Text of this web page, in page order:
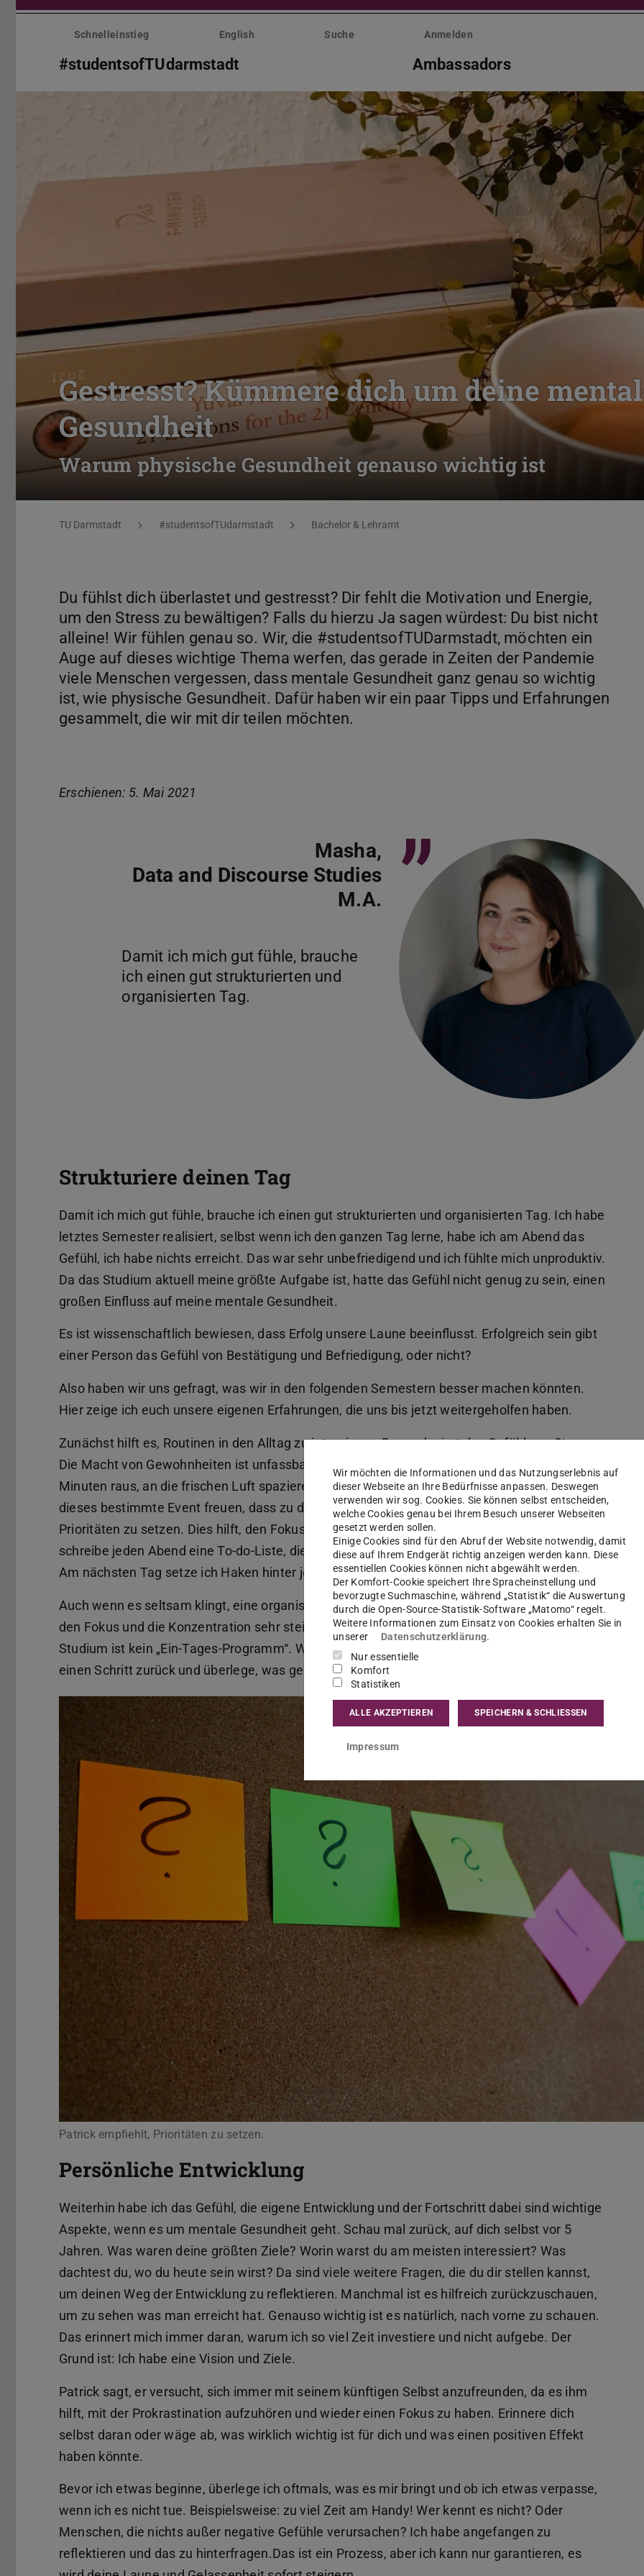
Menü
überspringenSchnelleinstieg English Suche Anmelden
#studentsofTUdarmstadt Ambassadors
Gestresst? Kümmere dich um deine
Gesundheit
Warum physische Gesundheit genauso wichtig ist
Sie befinden sich hier:
TU Darmstadt #studentsofTUdarmstadt Bachelor & Lehramt
Du fühlst dich überlastet und gestresst? Dir fehlt die Motivation und Energie,
um den Stress zu bewältigen? Falls du hierzu Ja sagen würdest: Du bist nicht
alleine! Wir fühlen genau so. Wir, die #studentsofTUDarmstadt, möchten ein
Auge auf dieses wichtige Thema werfen, das gerade in Zeiten der Pandemie
viele Menschen vergessen, dass mentale Gesundheit ganz genau so wichtig
ist, wie physische Gesundheit. Dafür haben wir ein paar Tipps und Erfahrungen
gesammelt, die wir mit dir teilen möchten.
Erschienen: 5. Mai 2021
Masha,
Data and Discourse Studies
M.A.
Damit ich mich gut fühle, brauche
ich einen gut strukturierten und
”
Strukturiere deinen Tag
Damit ich mich gut fühle, brauche ich einen gut strukturierten und organisierten Tag. Ich habe
letztes Semester realisiert, selbst wenn ich den ganzen Tag lerne, habe ich am Abend das
Gefühl, ich habe nichts erreicht. Das war sehr unbefriedigend und ich fühlte mich unproduktiv.
Da das Studium aktuell meine größte Aufgabe ist, hatte das Gefühl nicht genug zu sein, einen
großen Einfluss auf meine mentale Gesundheit.
Es ist wissenschaftlich bewiesen, dass Erfolg unsere Laune beeinflusst. Erfolgreich sein gibt
einer Person das Gefühl von Bestätigung und Befriedigung, oder nicht?
Also haben wir uns gefragt, was wir in den folgenden Semestern besser machen könnten.
Hier zeige ich euch unsere eigenen Erfahrungen, die uns bis jetzt weitergeholfen haben.
Zunächst hilft es, Routinen in den Alltag zu integrieren. Das reduziert das Gefühl von Stress.
Die Macht von Gewohnheiten ist unfassbar. Selbst wenn es nur ist: Ich gehe jeden Tag 10
Minuten raus, an die frischen Luft spazieren. Xenia sagt: „Du wirst dich jeden Tag bereits auf
dieses bestimmte Event freuen, dass zu deiner Routine zählt. Patrick findet es auch wichtig,
Prioritäten zu setzen. Dies hilft, den Fokus auf wichtige Dinge zu legen. Ich persönlich
schreibe jeden Abend eine To-do-Liste, die ganz genaue Ziele für den nächsten Tag enthält.
Am nächsten Tag setze ich Haken hinter jedes erledigte Ziel und fühle mich gut und produktiv.
Auch wenn es seltsam klingt, eine organisierte und ordentliche Arbeitsatmosphäre kann auch
den Fokus und die Konzentration sehr steigern. Teile große Aufgaben in kleine Etappen. Das
Studium ist kein „Ein-Tages-Programm“. Wenn du das Gefühl hast, dir wird alles zu viel, gehe
einen Schritt zurück und überlege, was genau gerade wichtig ist und ansteht.
Patrick empfiehlt, Prioritäten zu setzen.
Persönliche Entwicklung
Weiterhin habe ich das Gefühl, die eigene Entwicklung und der Fortschritt dabei sind wichtige
Aspekte, wenn es um mentale Gesundheit geht. Schau mal zurück, auf dich selbst vor 5
Jahren. Was waren deine größten Ziele? Worin warst du am meisten interessiert? Was
dachtest du, wo du heute sein wirst? Da sind viele weitere Fragen, die du dir stellen kannst,
um deinen Weg der Entwicklung zu reflektieren. Manchmal ist es hilfreich zurückzuschauen,
um zu sehen was man erreicht hat. Genauso wichtig ist es natürlich, nach vorne zu schauen.
Das erinnert mich immer daran, warum ich so viel Zeit investiere und nicht aufgebe. Der
Grund ist: Ich habe eine Vision und Ziele.
Patrick sagt, er versucht, sich immer mit seinem künftigen Selbst anzufreunden, da es ihm
hilft, mit der Prokrastination aufzuhören und wieder einen Fokus zu haben. Erinnere dich
selbst daran oder wäge ab, was wirklich wichtig ist für dich und was einen positiven Effekt
haben könnte.
Bevor ich etwas beginne, überlege ich oftmals, was es mir bringt und ob ich etwas verpasse,
wenn ich es nicht tue. Beispielsweise: zu viel Zeit am Handy! Wer kennt es nicht? Oder
Menschen, die nichts außer negative Gefühle verursachen? Ich habe angefangen zu
reflektieren und das zu hinterfragen.Das ist ein Prozess, aber ich kann nur garantieren, es
Wir möchten die Informationen und das Nutzungserlebnis auf
dieser Webseite an Ihre Bedürfnisse anpassen. Deswegen
verwenden wir sog. Cookies. Sie können selbst entscheiden,
welche Cookies genau bei Ihrem Besuch unserer Webseiten
gesetzt werden sollen.
Einige Cookies sind für den Abruf der Website notwendig, damit
diese auf Ihrem Endgerät richtig anzeigen werden kann. Diese
essentiellen Cookies können nicht abgewählt werden.
Der Komfort-Cookie speichert Ihre Spracheinstellung und
bevorzugte Suchmaschine, während „Statistik“ die Auswertung
durch die Open-Source-Statistik-Software „Matomo“ regelt.
Weitere Informationen zum Einsatz von Cookies erhalten Sie in
unserer
Datenschutzerklärung.
Nur essentielle
Komfort
Statistiken
ALLE AKZEPTIEREN SPEICHERN & SCHLIESSEN
Impressum